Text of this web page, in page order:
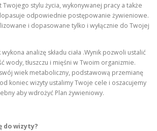
stylu życia, wykonywanej pracy a także
odpowiednie postępowanie żywieniowe.
i dopasowane tylko i wyłącznie do Twojej
analizę składu ciała .Wynik pozwoli ustalić
wody, tłuszczu i mięśni w Twoim organizmie.
wiek metaboliczny, podstawową przemianę
koniec wizyty ustalimy Twoje cele i oszacujemy
aby wdrożyć Plan żywieniowy.
do wizyty?